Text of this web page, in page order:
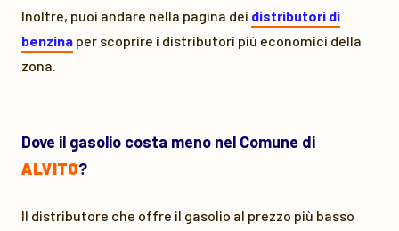
Inoltre, puoi andare nella pagina dei distributori di
benzina per scoprire i distributori più economici della
zona.
Dove il gasolio costa meno nel Comune di
ALVITO?
Il distributore che offre il gasolio al prezzo più basso